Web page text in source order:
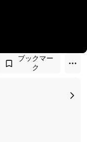
ブックマー
ク